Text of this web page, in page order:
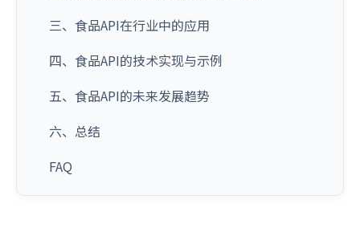
三、食品API在行业中的应用
四、食品API的技术实现与示例
五、食品API的未来发展趋势
六、总结
FAQ